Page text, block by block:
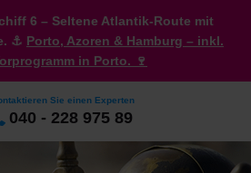
6 – Seltene Atlantik-Route mit
⚓ Porto, Azoren & Hamburg – inkl.
in Porto. 🍷
Sie einen Experten
040 - 228 975 89